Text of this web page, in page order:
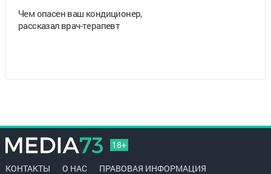
Чем опасен ваш кондиционер,
рассказал врач-терапевт
18+
КОНТАКТЫ О НАС ПРАВОВАЯ ИНФОРМАЦИЯ